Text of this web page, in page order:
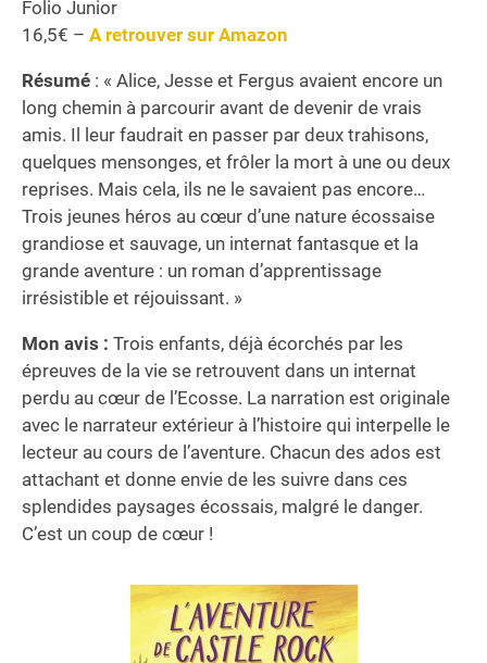
Folio Junior
16,5€ – A retrouver sur Amazon
Résumé : « Alice, Jesse et Fergus avaient encore un
long chemin à parcourir avant de devenir de vrais
amis. Il leur faudrait en passer par deux trahisons,
quelques mensonges, et frôler la mort à une ou deux
reprises. Mais cela, ils ne le savaient pas encore…
Trois jeunes héros au cœur d’une nature écossaise
grandiose et sauvage, un internat fantasque et la
grande aventure : un roman d’apprentissage
irrésistible et réjouissant. »
Mon avis : Trois enfants, déjà écorchés par les
épreuves de la vie se retrouvent dans un internat
perdu au cœur de l’Ecosse. La narration est originale
avec le narrateur extérieur à l’histoire qui interpelle le
lecteur au cours de l’aventure. Chacun des ados est
attachant et donne envie de les suivre dans ces
splendides paysages écossais, malgré le danger.
C’est un coup de cœur !